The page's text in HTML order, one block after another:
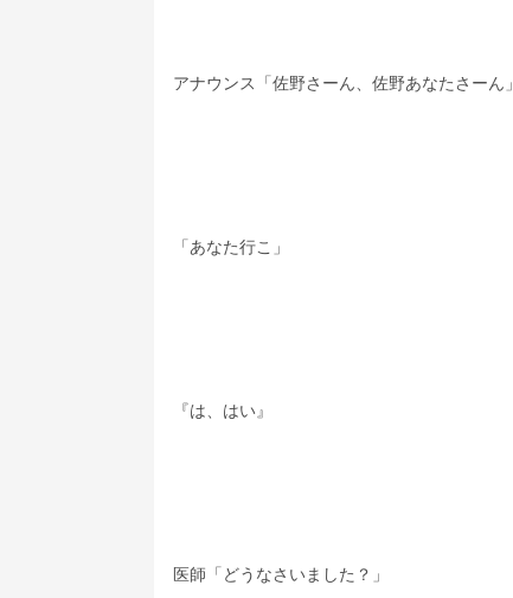
アナウンス「佐野さーん、佐野あなたさーん」
「あなた行こ」
『は、はい』
医師「どうなさいました？」